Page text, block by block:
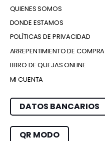
QUIENES SOMOS
DONDE ESTAMOS
POLÍTICAS DE PRIVACIDAD
ARREPENTIMIENTO DE COMPRA
LIBRO DE QUEJAS ONLINE
MI CUENTA
DATOS BANCARIOS
QR MODO